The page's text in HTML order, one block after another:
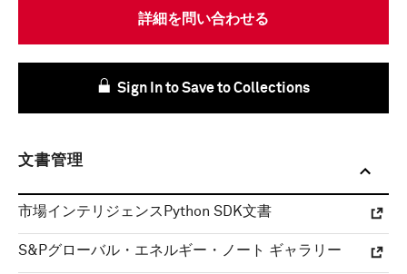
詳細を問い合わせる
Sign In to Save to Collections
文書管理
市場インテリジェンスPython SDK文書
S&Pグローバル・エネルギー・ノート ギャラリー